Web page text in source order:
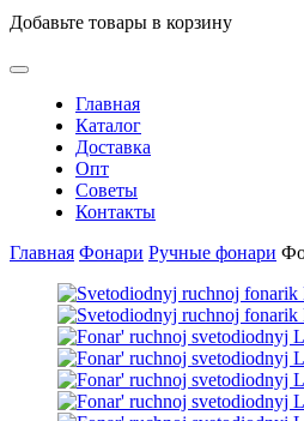
Добавьте товары в корзину
Главная
Каталог
Доставка
Опт
Советы
Контакты
Главная Фонари Ручные фонари